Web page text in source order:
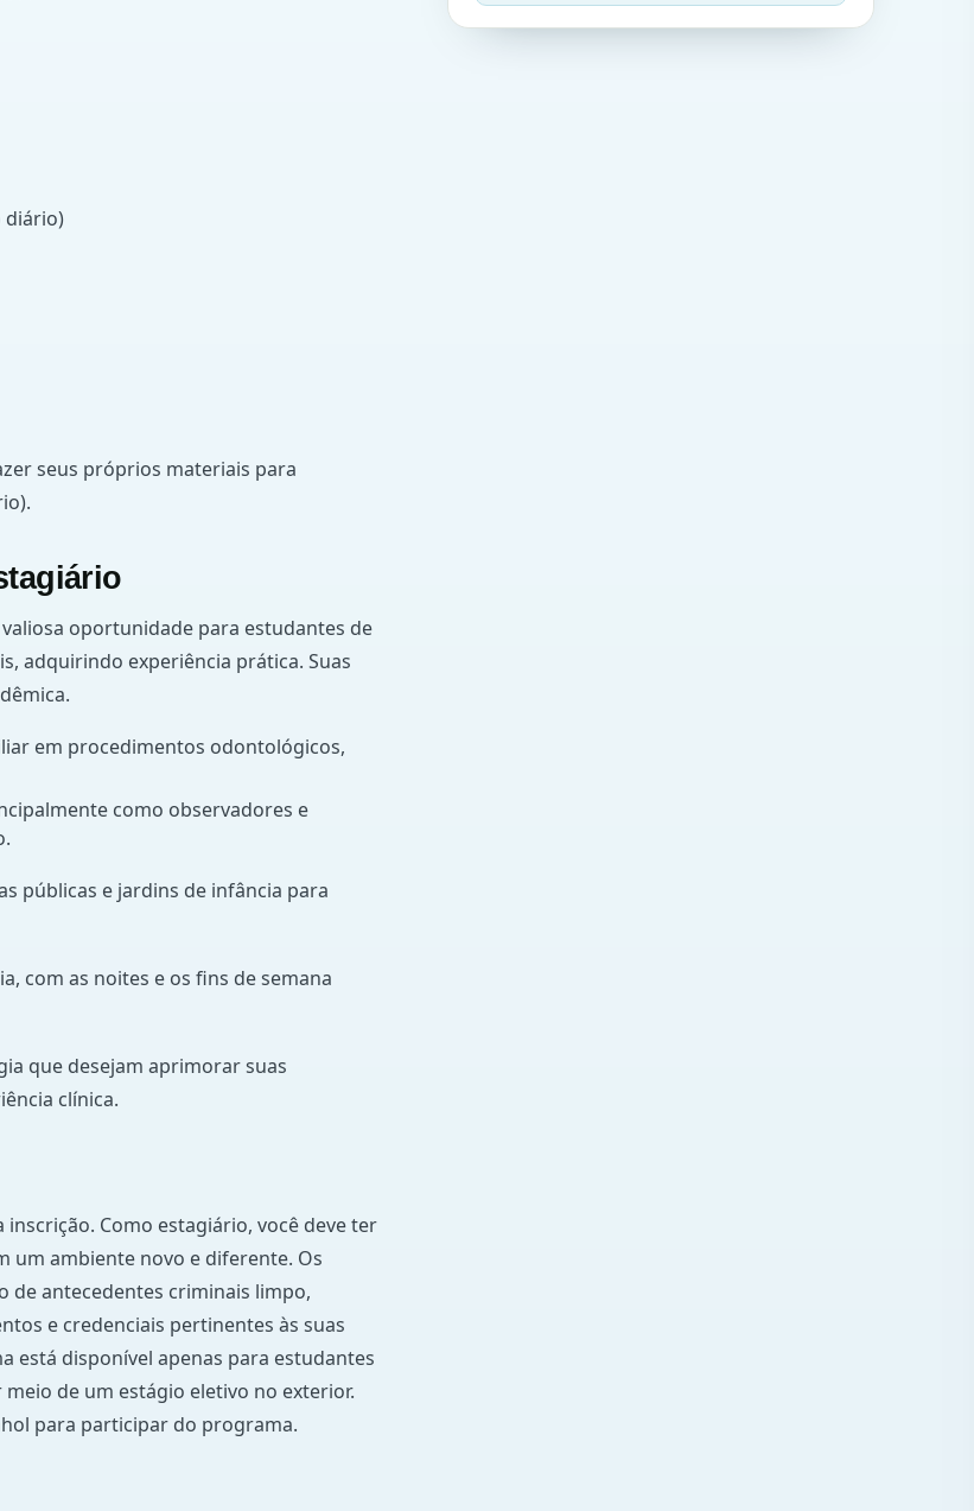
diário)
seus próprios materiais para
oportunidade para estudantes de
adquirindo experiência prática. Suas
em procedimentos odontológicos,
como observadores e
públicas e jardins de infância para
com as noites e os fins de semana
que desejam aprimorar suas
clínica.
Como estagiário, você deve ter
um ambiente novo e diferente. Os
de antecedentes criminais limpo,
e credenciais pertinentes às suas
está disponível apenas para estudantes
de um estágio eletivo no exterior.
para participar do programa.